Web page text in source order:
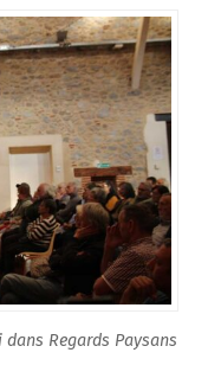
Regards Paysans